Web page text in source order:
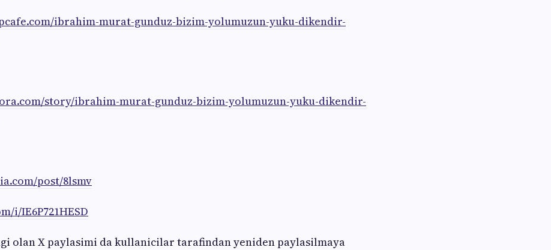
ibrahim-murat-gunduz-bizim-yolumuzun-yuku-dikendir-
story/ibrahim-murat-gunduz-bizim-yolumuzun-yuku-dikendir-
post/8lsmv
i/IE6P721HESD
olan X paylasimi da kullanicilar tarafindan yeniden paylasilmaya